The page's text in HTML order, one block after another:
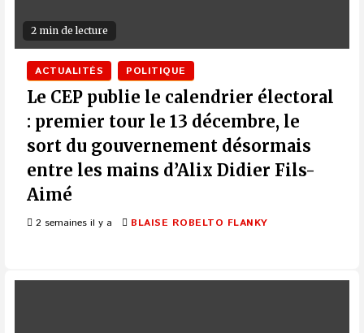
2 min de lecture
ACTUALITÉS POLITIQUE
Le CEP publie le calendrier électoral
: premier tour le 13 décembre, le
sort du gouvernement désormais
entre les mains d’Alix Didier Fils-
Aimé
2 semaines il y a BLAISE ROBELTO FLANKY